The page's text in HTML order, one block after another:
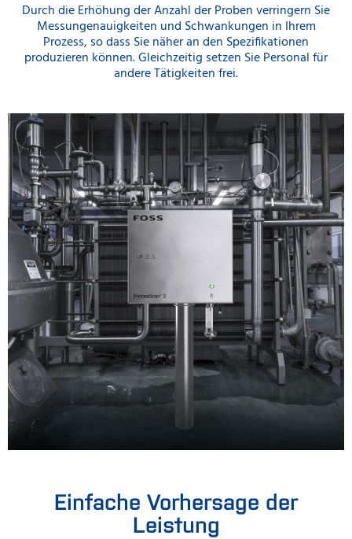
Durch die Erhöhung der Anzahl der Proben verringern Sie
Messungenauigkeiten und Schwankungen in Ihrem
Prozess, so dass Sie näher an den Spezifikationen
produzieren können. Gleichzeitig setzen Sie Personal für
andere Tätigkeiten frei.
Einfache Vorhersage der
Leistung